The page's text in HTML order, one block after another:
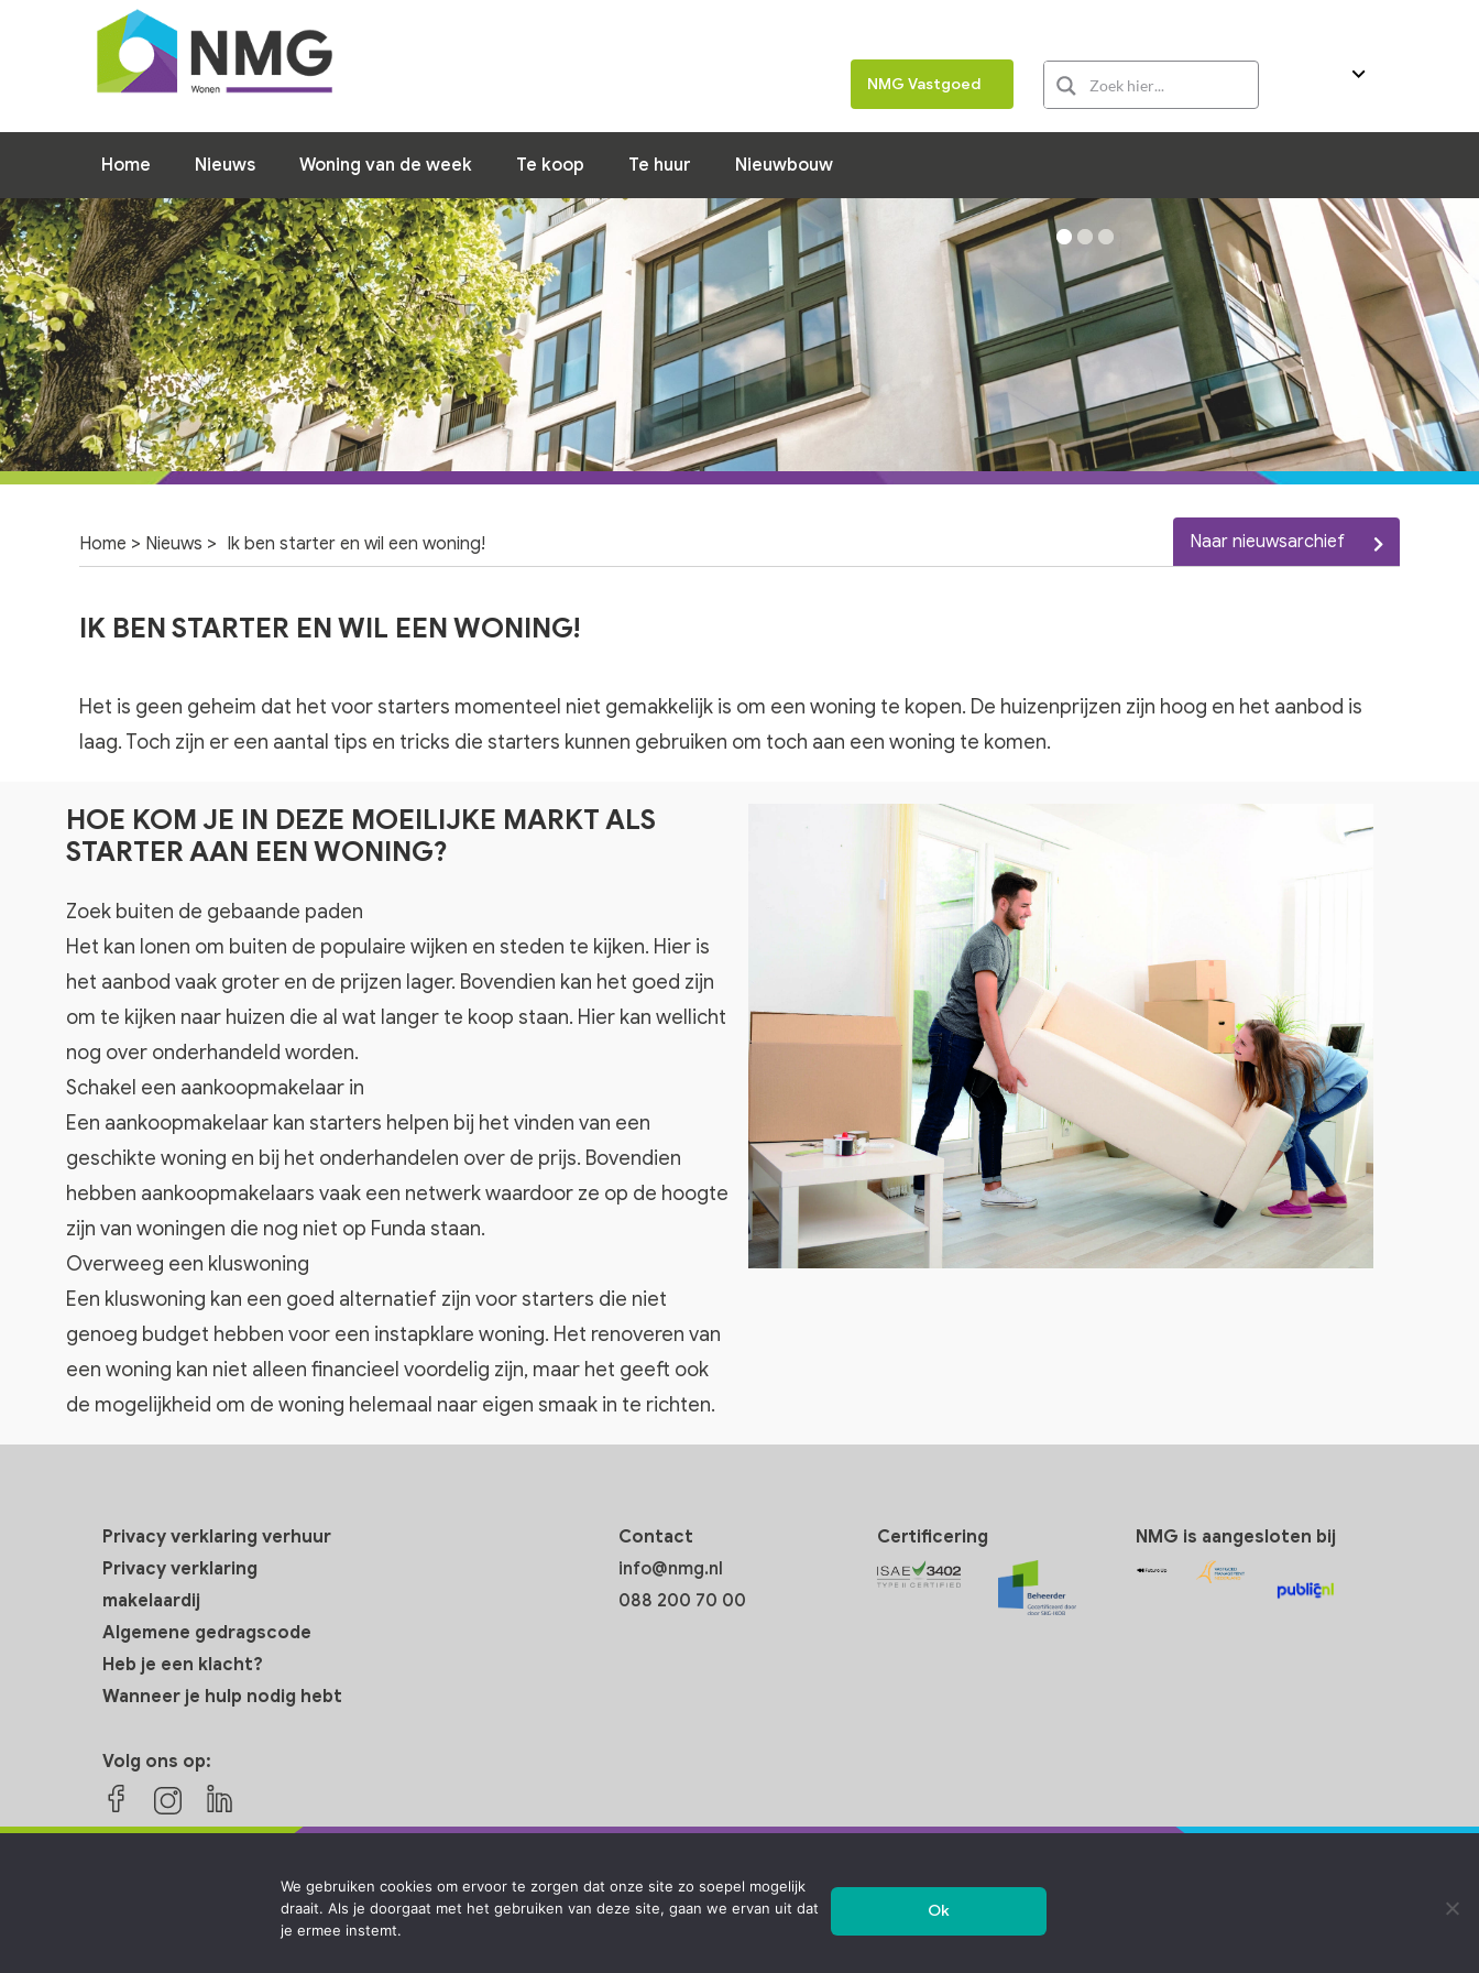
NMG Vastgoed
Home Nieuws Woning van de week Te koop Te huur Nieuwbouw
Home > Nieuws > Ik ben starter en wil een woning! Naar nieuwsarchief
IK BEN STARTER EN WIL EEN WONING!
Het is geen geheim dat het voor starters momenteel niet gemakkelijk is om een woning te kopen. De huizenprijzen zijn hoog en het aanbod is
laag. Toch zijn er een aantal tips en tricks die starters kunnen gebruiken om toch aan een woning te komen.
HOE KOM JE IN DEZE MOEILIJKE MARKT ALS
STARTER AAN EEN WONING?
Zoek buiten de gebaande paden
Het kan lonen om buiten de populaire wijken en steden te kijken. Hier is
het aanbod vaak groter en de prijzen lager. Bovendien kan het goed zijn
om te kijken naar huizen die al wat langer te koop staan. Hier kan wellicht
nog over onderhandeld worden.
Schakel een aankoopmakelaar in
Een aankoopmakelaar kan starters helpen bij het vinden van een
geschikte woning en bij het onderhandelen over de prijs. Bovendien
hebben aankoopmakelaars vaak een netwerk waardoor ze op de hoogte
zijn van woningen die nog niet op Funda staan.
Overweeg een kluswoning
Een kluswoning kan een goed alternatief zijn voor starters die niet
genoeg budget hebben voor een instapklare woning. Het renoveren van
een woning kan niet alleen financieel voordelig zijn, maar het geeft ook
de mogelijkheid om de woning helemaal naar eigen smaak in te richten.
Privacy verklaring verhuur
Privacy verklaring
makelaardij
Algemene gedragscode
Heb je een klacht?
Wanneer je hulp nodig hebt
Volg ons op:
Contact
info@nmg.nl
088 200 70 00
Certificering NMG is aangesloten bij
We gebruiken cookies om ervoor te zorgen dat onze site zo soepel mogelijk
draait. Als je doorgaat met het gebruiken van deze site, gaan we ervan uit dat
je ermee instemt.
Ok
Woning van de week Te koop Te huur Nieuwbouw